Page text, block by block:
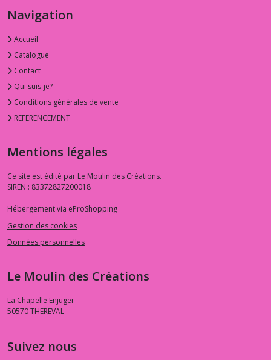
Navigation
Accueil
Catalogue
Contact
Qui suis-je?
Conditions générales de vente
REFERENCEMENT
Mentions légales
Ce site est édité par Le Moulin des Créations.
SIREN : 83372827200018
Hébergement via eProShopping
Gestion des cookies
Données personnelles
Le Moulin des Créations
La Chapelle Enjuger
50570THEREVAL
Suivez nous